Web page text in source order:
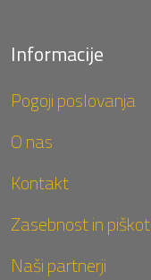
Informacije
Pogoji poslovanja
O nas
Kontakt
Zasebnost in
Naši partnerji